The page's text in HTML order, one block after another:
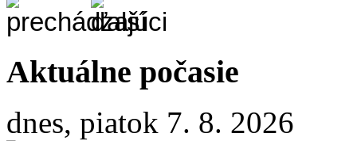
Aktuálne počasie
dnes, piatok 7. 8. 2026